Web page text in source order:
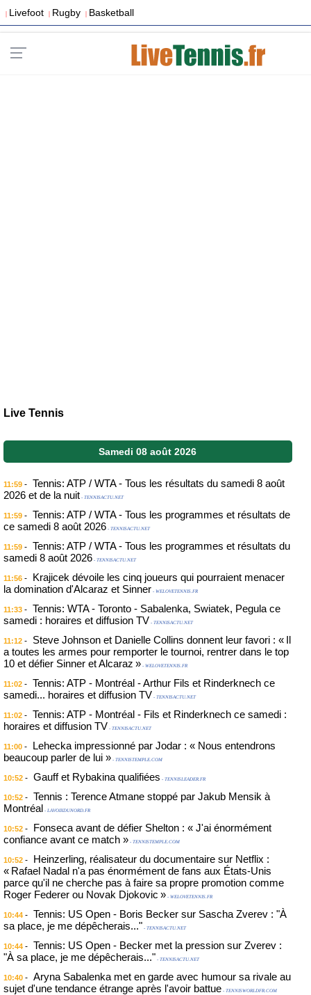
| Livefoot | Rugby | Basketball
Live Tennis
Samedi 08 août 2026
11:59 - Tennis: ATP / WTA - Tous les résultats du samedi 8 août
2026 et de la nuit - TENNISACTU.NET
11:59 - Tennis: ATP / WTA - Tous les programmes et résultats de
ce samedi 8 août 2026 - TENNISACTU.NET
11:59 - Tennis: ATP / WTA - Tous les programmes et résultats du
samedi 8 août 2026 - TENNISACTU.NET
11:56 -
Krajicek dévoile les cinq joueurs qui pourraient menacer
la domination d'Alcaraz et Sinner - WELOVETENNIS.FR
11:33 - Tennis: WTA - Toronto - Sabalenka, Swiatek, Pegula ce
samedi : horaires et diffusion TV - TENNISACTU.NET
11:12 -
Steve Johnson et Danielle Collins donnent leur favori : « Il
a toutes les armes pour remporter le tournoi, rentrer dans le top
10 et défier Sinner et Alcaraz » - WELOVETENNIS.FR
11:02 - Tennis: ATP - Montréal - Arthur Fils et Rinderknech ce
samedi... horaires et diffusion TV - TENNISACTU.NET
11:02 - Tennis: ATP - Montréal - Fils et Rinderknech ce samedi :
horaires et diffusion TV - TENNISACTU.NET
11:00 -
Lehecka impressionné par Jodar : « Nous entendrons
beaucoup parler de lui » - TENNISTEMPLE.COM
10:52 - Gauff et Rybakina qualifiées - TENNISLEADER.FR
10:52 - Tennis : Terence Atmane stoppé par Jakub Mensik à
Montréal - LAVOIXDUNORD.FR
10:52 -
Fonseca avant de défier Shelton : « J'ai énormément
confiance avant ce match » - TENNISTEMPLE.COM
10:52 -
Heinzerling, réalisateur du documentaire sur Netflix :
« Rafael Nadal n'a pas énormément de fans aux États-Unis
parce qu'il ne cherche pas à faire sa propre promotion comme
Roger Federer ou Novak Djokovic » - WELOVETENNIS.FR
10:44 - Tennis: US Open - Boris Becker sur Sascha Zverev : "À
sa place, je me dépêcherais..." - TENNISACTU.NET
10:44 - Tennis: US Open - Becker met la pression sur Zverev :
"À sa place, je me dépêcherais..." - TENNISACTU.NET
10:40 - Aryna Sabalenka met en garde avec humour sa rivale au
sujet d'une tendance étrange après l'avoir battue - TENNISWORLDFR.COM